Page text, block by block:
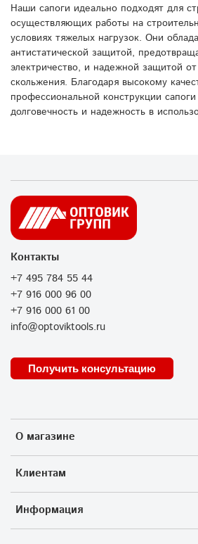
Наши сапоги идеально подходят для
осуществляющих работы на
условиях тяжелых нагрузок. Они
антистатической защитой,
электричество, и надежной защитой
скольжения. Благодаря высокому
профессиональной конструкции
долговечность и надежность в
О магазине
Клиентам
Информация
Контакты
+7 495 784 55 44
+7 916 000 96 00
+7 916 000 61 00
info@optoviktools.ru
Получить консультацию